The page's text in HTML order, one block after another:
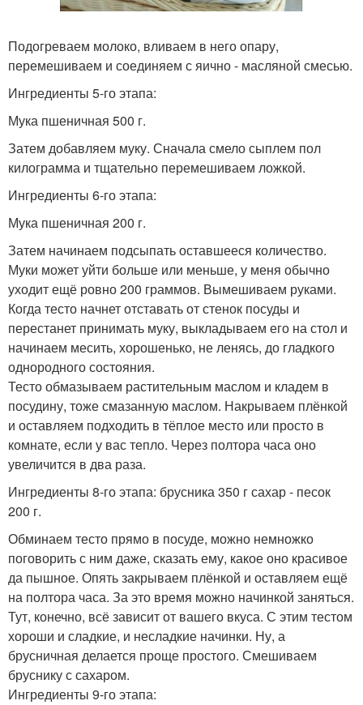
Подогреваем молоко, вливаем в него опару,
перемешиваем и соединяем с яично - масляной смесью.
Ингредиенты 5-го этапа:
Мука пшеничная 500 г.
Затем добавляем муку. Сначала смело сыплем пол
килограмма и тщательно перемешиваем ложкой.
Ингредиенты 6-го этапа:
Мука пшеничная 200 г.
Затем начинаем подсыпать оставшееся количество.
Муки может уйти больше или меньше, у меня обычно
уходит ещё ровно 200 граммов. Вымешиваем руками.
Когда тесто начнет отставать от стенок посуды и
перестанет принимать муку, выкладываем его на стол и
начинаем месить, хорошенько, не ленясь, до гладкого
однородного состояния.
Тесто обмазываем растительным маслом и кладем в
посудину, тоже смазанную маслом. Накрываем плёнкой
и оставляем подходить в тёплое место или просто в
комнате, если у вас тепло. Через полтора часа оно
увеличится в два раза.
Ингредиенты 8-го этапа: брусника 350 г сахар - песок
200 г.
Обминаем тесто прямо в посуде, можно немножко
поговорить с ним даже, сказать ему, какое оно красивое
да пышное. Опять закрываем плёнкой и оставляем ещё
на полтора часа. За это время можно начинкой заняться.
Тут, конечно, всё зависит от вашего вкуса. С этим тестом
хороши и сладкие, и несладкие начинки. Ну, а
брусничная делается проще простого. Смешиваем
бруснику с сахаром.
Ингредиенты 9-го этапа: